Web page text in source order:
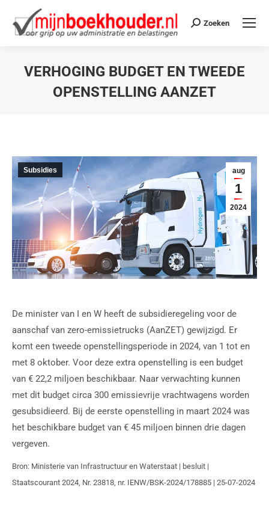
Zoeken
VERHOGING BUDGET EN TWEEDE
OPENSTELLING AANZET
aug
1
2024
Subsidies
De minister van I en W heeft de subsidieregeling voor de
aanschaf van zero-emissietrucks (AanZET) gewijzigd. Er
komt een tweede openstellingsperiode in 2024, van 1 tot en
met 8 oktober. Voor deze extra openstelling is een budget
van € 22,2 miljoen beschikbaar. Naar verwachting kunnen
met dit budget circa 300 emissievrije vrachtwagens worden
gesubsidieerd. Bij de eerste openstelling in maart 2024 was
het beschikbare budget van € 45 miljoen binnen drie dagen
vergeven.
Bron: Ministerie van Infrastructuur en Waterstaat | besluit |
Staatscourant 2024, Nr. 23818, nr. IENW/BSK-2024/178885 | 25-07-2024